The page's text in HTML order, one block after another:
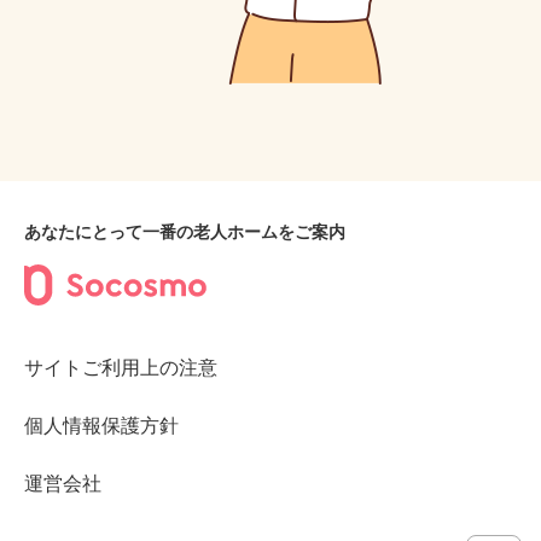
あなたにとって一番の老人ホームをご案内
サイトご利用上の注意
個人情報保護方針
運営会社